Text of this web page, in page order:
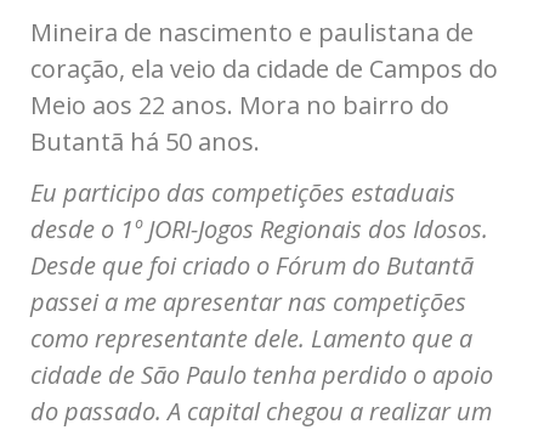
Mineira de nascimento e paulistana de
coração, ela veio da cidade de Campos do
Meio aos 22 anos. Mora no bairro do
Butantã há 50 anos.
Eu participo das competições estaduais
desde o 1º JORI-Jogos Regionais dos Idosos.
Desde que foi criado o Fórum do Butantã
passei a me apresentar nas competições
como representante dele. Lamento que a
cidade de São Paulo tenha perdido o apoio
do passado. A capital chegou a realizar um